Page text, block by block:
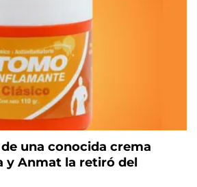
una conocida crema
y Anmat la retiró del